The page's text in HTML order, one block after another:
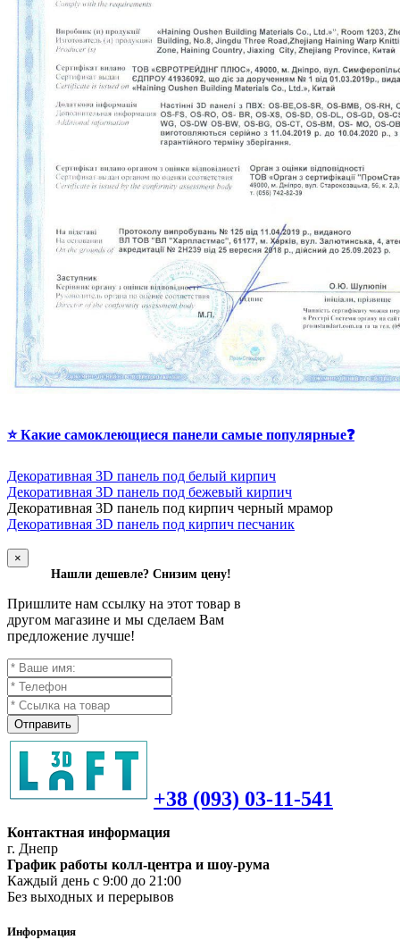
⭐ Какие самоклеющиеся панели самые популярные❓
Декоративная 3D панель под белый кирпич
Декоративная 3D панель под бежевый кирпич
Декоративная 3D панель под кирпич черный мрамор
Декоративная 3D панель под кирпич песчаник
×
Нашли дешевле? Снизим цену!
Пришлите нам ссылку на этот товар в
другом магазине и мы сделаем Вам
предложение лучше!
Отправить
+38 (093) 03-11-541
Контактная информация
г. Днепр
График работы колл-центра и шоу-рума
Каждый день с 9:00 до 21:00
Без выходных и перерывов
Информация